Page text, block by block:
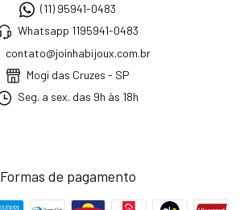
(11) 95941-0483
Whatsapp 1195941-0483
contato@joinhabijoux.com.br
Mogi das Cruzes - SP
Seg. a sex. das 9h às 18h
Formas de pagamento